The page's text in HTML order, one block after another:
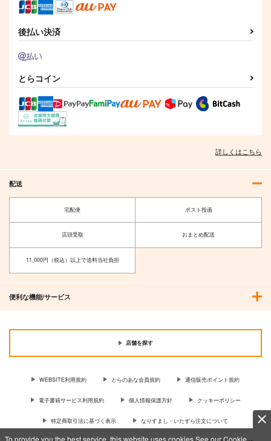
To provide you the best service, this website uses cookies.See our Cookie
後払い決済
とらコイン
詳しくはこちら
配送
宅配便 ポスト投函
店頭受取 おまとめ配送
11,000円（税込）以上で送料当社負担
便利な機能/サービス
店舗を探す
WEBSITE利用規約 とらのあな会員規約 通信販売ポイント規約
電子書籍サービス利用規約 個人情報保護方針 クッキーポリシー
特定商取引法に基づく表示 なりすまし・いたずら注文について